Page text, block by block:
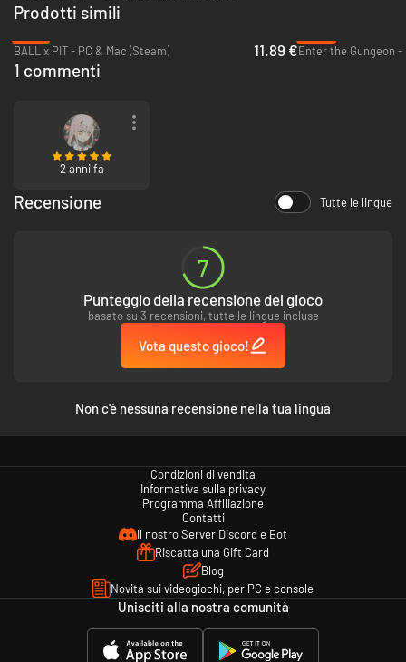
Prodotti simili
BALL x PIT - PC & Mac (Steam)
11.89 €Enter the Gungeon -
1 commenti
2 anni fa
Recensione Tutte le lingue
7
Punteggio della recensione del gioco
basato su 3 recensioni, tutte le lingue incluse
Vota questo gioco!
Non c'è nessuna recensione nella tua lingua
Condizioni di vendita
Informativa sulla privacy
Programma Affiliazione
Contatti
Il nostro Server Discord e Bot
Riscatta una Gift Card
Blog
Novità sui videogiochi, per PC e console
Unisciti alla nostra comunità